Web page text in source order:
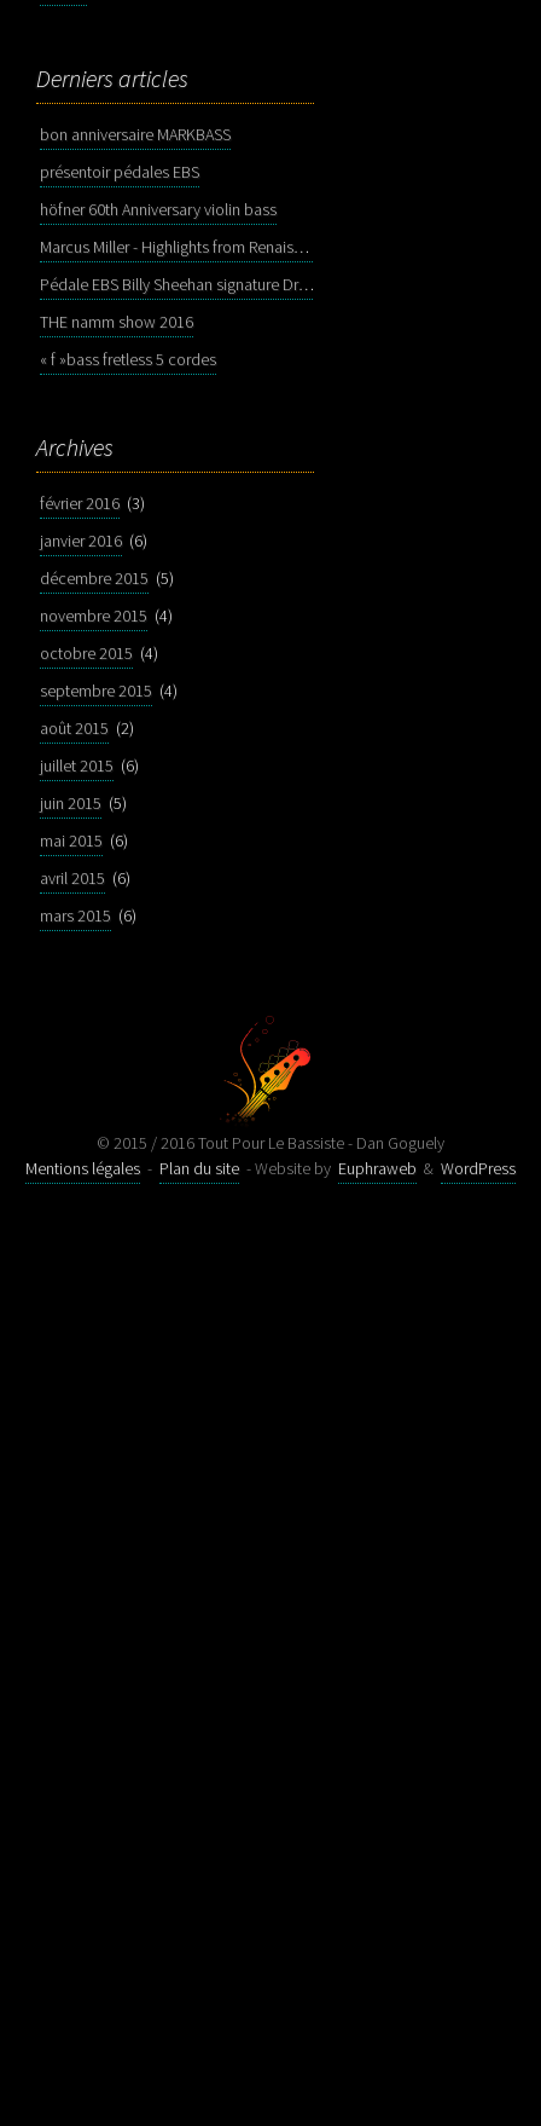
Derniers articles
bon anniversaire MARKBASS
présentoir pédales EBS
höfner 60th Anniversary violin bass
Marcus Miller - Highlights from Renaissance
Pédale EBS Billy Sheehan signature Drive Deluxe
THE namm show 2016
« f »bass fretless 5 cordes
Archives
février 2016 (3)
janvier 2016 (6)
décembre 2015 (5)
novembre 2015 (4)
octobre 2015 (4)
septembre 2015 (4)
août 2015 (2)
juillet 2015 (6)
juin 2015 (5)
mai 2015 (6)
avril 2015 (6)
mars 2015 (6)
© 2015 / 2016 Tout Pour Le Bassiste - Dan Goguely
Mentions légales - Plan du site - Website by Euphraweb & WordPress